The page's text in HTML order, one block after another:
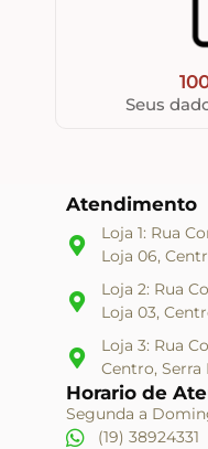
Seus
Atendimento
Loja 1: Rua
Loja 06,
Loja 2: Rua
Loja 03,
Loja 3: Rua
Centro, Serra
Horario de
Segunda a
(19) 38924331